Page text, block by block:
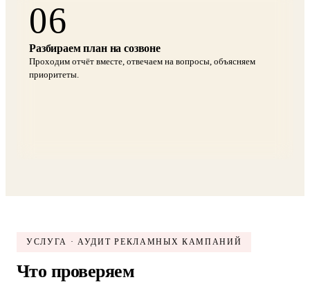
06
Разбираем план на созвоне
Проходим отчёт вместе, отвечаем на вопросы, объясняем
приоритеты.
УСЛУГА · АУДИТ РЕКЛАМНЫХ КАМПАНИЙ
Что проверяем